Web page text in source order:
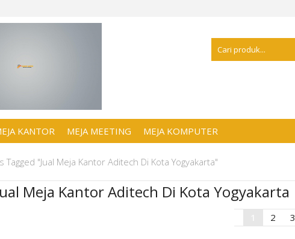
KANTOR MEJA MEETING MEJA KOMPUTER
Tagged "Jual Meja Kantor Aditech Di Kota Yogyakarta"
Meja Kantor Aditech Di Kota Yogyakarta
2 3